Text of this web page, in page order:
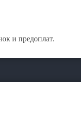
и предоплат.